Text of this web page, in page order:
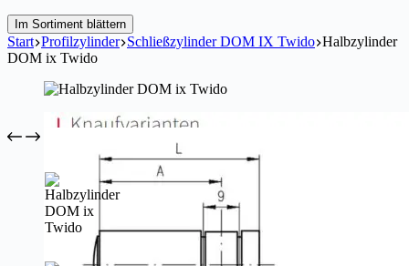
Im Sortiment blättern
Start Profilzylinder Schließzylinder DOM IX Twido Halbzylinder
DOM ix Twido